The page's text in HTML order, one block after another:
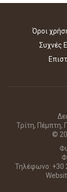
Όροι
Συχνές
Τρίτη, Πέμπτη,
©
Τηλέφωνο: +30